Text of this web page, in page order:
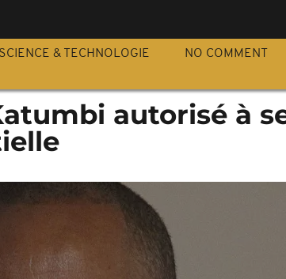
SCIENCE & TECHNOLOGIE NO COMMENT
autorisé à